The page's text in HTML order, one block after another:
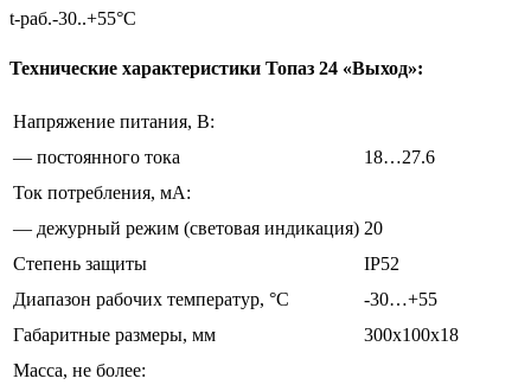
t-раб.-30..+55°C
Технические характеристики Топаз 24 «Выход»:
Напряжение питания, B:
— постоянного тока
18…27.6
Ток потребления, мА:
— дежурный режим (световая индикация) 20
Степень защиты
IP52
Диапазон рабочих температур, °С
-30…+55
Габаритные размеры, мм
300х100х18
Масса, не более: